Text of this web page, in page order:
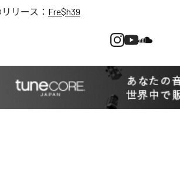
リース： Fre$h39